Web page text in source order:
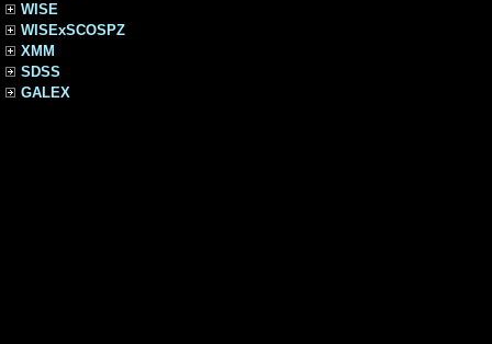
WISE
WISExSCOSPZ
XMM
SDSS
GALEX